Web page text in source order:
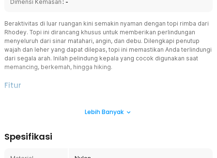
Dimensi Kemasan : -
Beraktivitas di luar ruangan kini semakin nyaman dengan topi rimba dari
Rhodey. Topi ini dirancang khusus untuk memberikan perlindungan
menyeluruh dari sinar matahari, angin, dan debu. Dilengkapi penutup
wajah dan leher yang dapat dilepas, topi ini memastikan Anda terlindungi
dari segala arah. Inilah pelindung kepala yang cocok digunakan saat
memancing, berkemah, hingga hiking.
Fitur
Topi rimba dilengkapi visor lebar, penutup wajah, dan penutup leher
wajah, dan leher dari sinar matahari, angin, serta debu. Sangat
aktivitas outdoor lainnya.
Lebih Banyak
Spesifikasi